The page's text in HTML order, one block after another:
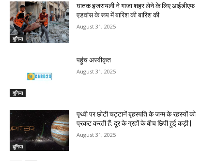
दुनिया
घातक इजरायली ने गाजा शहर लेने के लिए आईडीएफ
एडवांस के रूप में बारिश की बारिश की
August 31, 2025
दुनिया
पहुंच अस्वीकृत
August 31, 2025
दुनिया
पृथ्वी पर छोटी चट्टानें बृहस्पति के जन्म के रहस्यों को
प्रकट करती हैं: दूर के ग्रहों के बीच छिपी हुई कड़ी |
August 31, 2025